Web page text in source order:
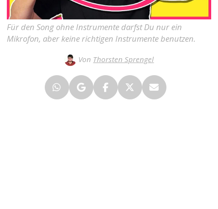
Für den Song ohne Instrumente darfst Du nur ein
Mikrofon, aber keine richtigen Instrumente benutzen.
Von Thorsten Sprengel